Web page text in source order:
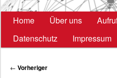
Hauptmenü
Home Über uns
Datenschutz
Impressum
Beitragsnavigation
← Vorheriger